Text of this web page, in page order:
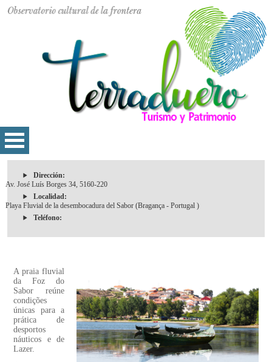
Dirección:
Av. José Luís Borges 34, 5160-220
Localidad:
Playa Fluvial de la desembocadura del Sabor (Bragança - Portugal )
Teléfono:
A praia fluvial
da Foz do
Sabor reúne
condições
únicas para a
prática de
desportos
náuticos e de
Lazer.